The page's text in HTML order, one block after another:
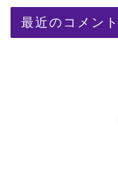
最近のコメント